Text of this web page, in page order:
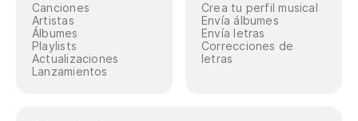
Canciones
Artistas
Álbumes
Playlists
Actualizaciones
Lanzamientos
Crea tu perfil musical
Envía álbumes
Envía letras
Correcciones de
letras